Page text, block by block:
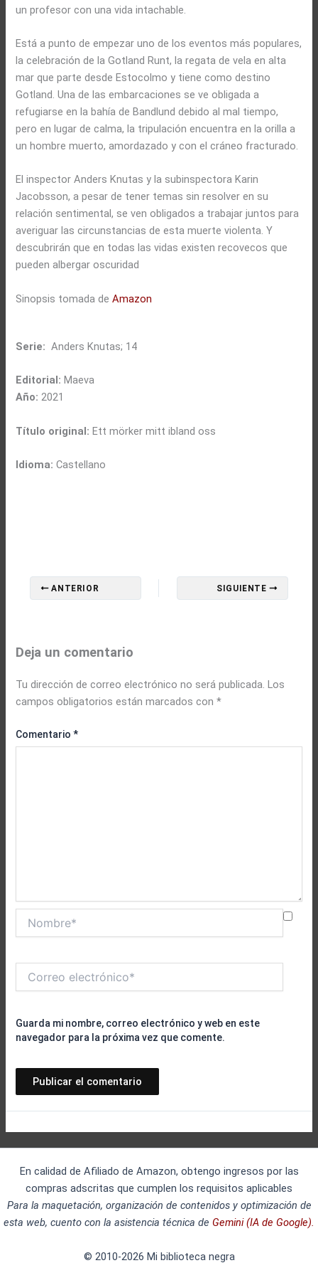
un profesor con una vida intachable.
Está a punto de empezar uno de los eventos más populares,
la celebración de la Gotland Runt, la regata de vela en alta
mar que parte desde Estocolmo y tiene como destino
Gotland. Una de las embarcaciones se ve obligada a
refugiarse en la bahía de Bandlund debido al mal tiempo,
pero en lugar de calma, la tripulación encuentra en la orilla a
un hombre muerto, amordazado y con el cráneo fracturado.
El inspector Anders Knutas y la subinspectora Karin
Jacobsson, a pesar de tener temas sin resolver en su
relación sentimental, se ven obligados a trabajar juntos para
averiguar las circunstancias de esta muerte violenta. Y
descubrirán que en todas las vidas existen recovecos que
pueden albergar oscuridad
Sinopsis tomada deAmazon
Serie: Anders Knutas; 14
Editorial: Maeva
Año: 2021
Título original: Ett mörker mitt ibland oss
Idioma: Castellano
ANTERIOR SIGUIENTE
Deja un comentario
Tu dirección de correo electrónico no será publicada. Los
campos obligatorios están marcados con*
Comentario*
electrónico*
Guarda mi nombre, correo electrónico y web en este
navegador para la próxima vez que comente.
En calidad de Afiliado de Amazon, obtengo ingresos por las
compras adscritas que cumplen los requisitos aplicables
Para la maquetación, organización de contenidos y optimización de
esta web, cuento con la asistencia técnica de Gemini (IA de Google).
© 2010-2026 Mi biblioteca negra